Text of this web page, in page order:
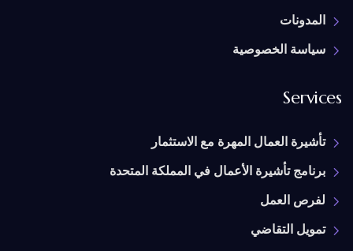
المدونات
سياسة الخصوصية
Services
تأشيرة العمال المهرة مع الاستثمار
برنامج تأشيرة الأعمال في المملكة المتحدة
لفرص العمل
تمويل التقاضي